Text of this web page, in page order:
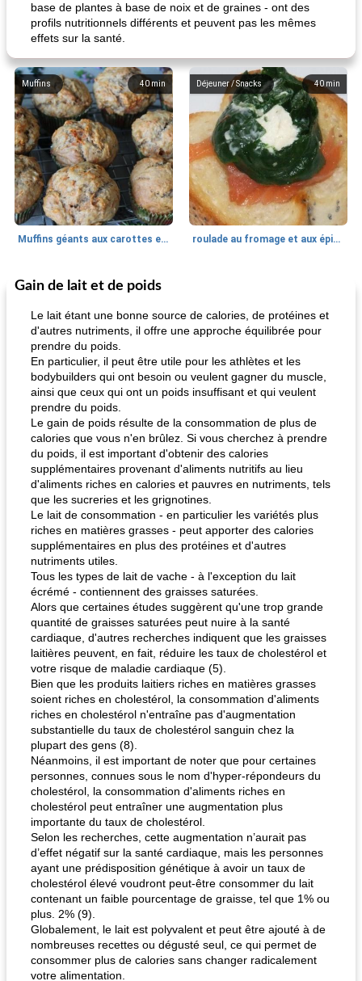
base de plantes à base de noix et de graines - ont des
profils nutritionnels différents et peuvent pas les mêmes
effets sur la santé.
40 min
Muffins
Muffins géants aux carottes et à la banane de Nif
40 min
Déjeuner / Snacks
roulade au fromage et aux épinards
30min
Marques de confiance: recettes et
fiesta tostadas le méga's jopp joes
Gain de lait et de poids
Le lait étant une bonne source de calories, de protéines et
d'autres nutriments, il offre une approche équilibrée pour
prendre du poids.
En particulier, il peut être utile pour les athlètes et les
bodybuilders qui ont besoin ou veulent gagner du muscle,
ainsi que ceux qui ont un poids insuffisant et qui veulent
prendre du poids.
Le gain de poids résulte de la consommation de plus de
calories que vous n'en brûlez. Si vous cherchez à prendre
du poids, il est important d'obtenir des calories
supplémentaires provenant d'aliments nutritifs au lieu
d'aliments riches en calories et pauvres en nutriments, tels
que les sucreries et les grignotines.
Le lait de consommation - en particulier les variétés plus
riches en matières grasses - peut apporter des calories
supplémentaires en plus des protéines et d'autres
nutriments utiles.
Tous les types de lait de vache - à l'exception du lait
écrémé - contiennent des graisses saturées.
Alors que certaines études suggèrent qu'une trop grande
quantité de graisses saturées peut nuire à la santé
cardiaque, d'autres recherches indiquent que les graisses
laitières peuvent, en fait, réduire les taux de cholestérol et
votre risque de maladie cardiaque (5).
Bien que les produits laitiers riches en matières grasses
soient riches en cholestérol, la consommation d'aliments
riches en cholestérol n'entraîne pas d'augmentation
substantielle du taux de cholestérol sanguin chez la
plupart des gens (8).
Néanmoins, il est important de noter que pour certaines
personnes, connues sous le nom d'hyper-répondeurs du
cholestérol, la consommation d'aliments riches en
cholestérol peut entraîner une augmentation plus
importante du taux de cholestérol.
Selon les recherches, cette augmentation n’aurait pas
d’effet négatif sur la santé cardiaque, mais les personnes
ayant une prédisposition génétique à avoir un taux de
cholestérol élevé voudront peut-être consommer du lait
contenant un faible pourcentage de graisse, tel que 1% ou
plus. 2% (9).
Globalement, le lait est polyvalent et peut être ajouté à de
nombreuses recettes ou dégusté seul, ce qui permet de
consommer plus de calories sans changer radicalement
votre alimentation.